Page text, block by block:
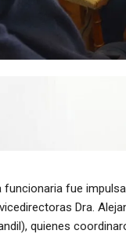
funcionaria fue
Dra.
quienes